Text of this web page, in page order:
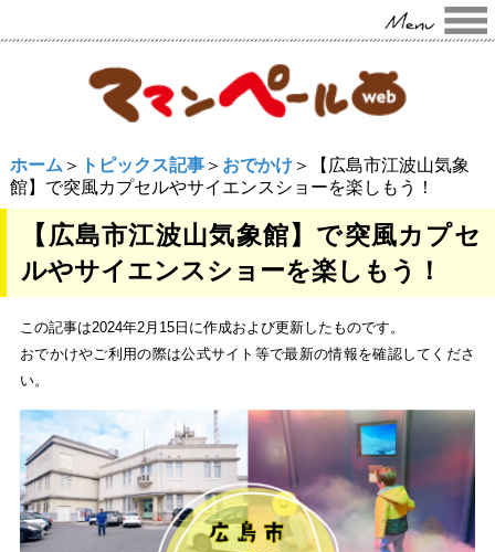
ホーム ＞ トピックス記事＞ おでかけ＞【広島市江波山気象
館】で突風カプセルやサイエンスショーを楽しもう！
【広島市江波山気象館】で突風カプセ
ルやサイエンスショーを楽しもう！
この記事は2024年2月15日に作成および更新したものです。
おでかけやご利用の際は公式サイト等で最新の情報を確認してくださ
い。